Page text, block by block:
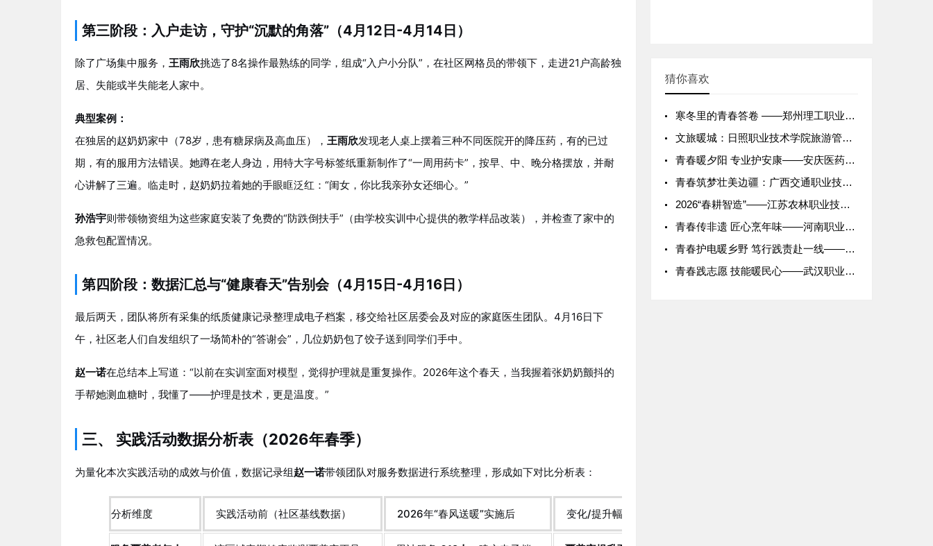
第三阶段：入户走访，守护“沉默的角落”（4月12日-4月14日）
除了广场集中服务， 王雨欣挑选了8名操作最熟练的同学，组成“入户小分队”，在社区网格员的带领下，走进21户高龄独
居、失能或半失能老人家中。
典型案例：
在独居的赵奶奶家中（78岁，患有糖尿病及高血压）， 王雨欣发现老人桌上摆着三种不同医院开的降压药，有的已过
期，有的服用方法错误。她蹲在老人身边，用特大字号标签纸重新制作了“一周用药卡”，按早、中、晚分格摆放，并耐
心讲解了三遍。临走时，赵奶奶拉着她的手眼眶泛红：“闺女，你比我亲孙女还细心。”
孙浩宇则带领物资组为这些家庭安装了免费的“防跌倒扶手”（由学校实训中心提供的教学样品改装），并检查了家中的
急救包配置情况。
第四阶段：数据汇总与“健康春天”告别会（4月15日-4月16日）
最后两天，团队将所有采集的纸质健康记录整理成电子档案，移交给社区居委会及对应的家庭医生团队。4月16日下
午，社区老人们自发组织了一场简朴的“答谢会”，几位奶奶包了饺子送到同学们手中。
赵一诺在总结本上写道：“以前在实训室面对模型，觉得护理就是重复操作。2026年这个春天，当我握着张奶奶颤抖的
手帮她测血糖时，我懂了——护理是技术，更是温度。”
三、 实践活动数据分析表（2026年春季）
为量化本次实践活动的成效与价值，数据记录组赵一诺带领团队对服务数据进行系统整理，形成如下对比分析表：
分析维度 实践活动前（社区基线数据） 2026年“春风送暖”实施后 变化/提升幅度
猜你喜欢
寒冬里的青春答卷 ——郑州理工职业学院2026年寒假“返家乡
文旅暖城：日照职业技术学院旅游管理学子服务青岛旅游旺季纪实
青春暖夕阳 专业护安康——安庆医药高等专科学校志愿者社区服务
青春筑梦壮美边疆：广西交通职业技术学院2026年寒假“三下乡
2026“春耕智造”——江苏农林职业技术学院智慧农业春季实战
青春传非遗 匠心烹年味——河南职业技术学院“食韵传承”寒假实
青春护电暖乡野 笃行践责赴一线——山西电力职业技术学院202
青春践志愿 技能暖民心——武汉职业技术学院志愿者活动纪实